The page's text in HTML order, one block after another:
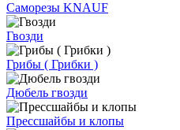
Саморезы KNAUF
Гвозди
Грибы ( Грибки )
Дюбель гвозди
Прессшайбы и клопы